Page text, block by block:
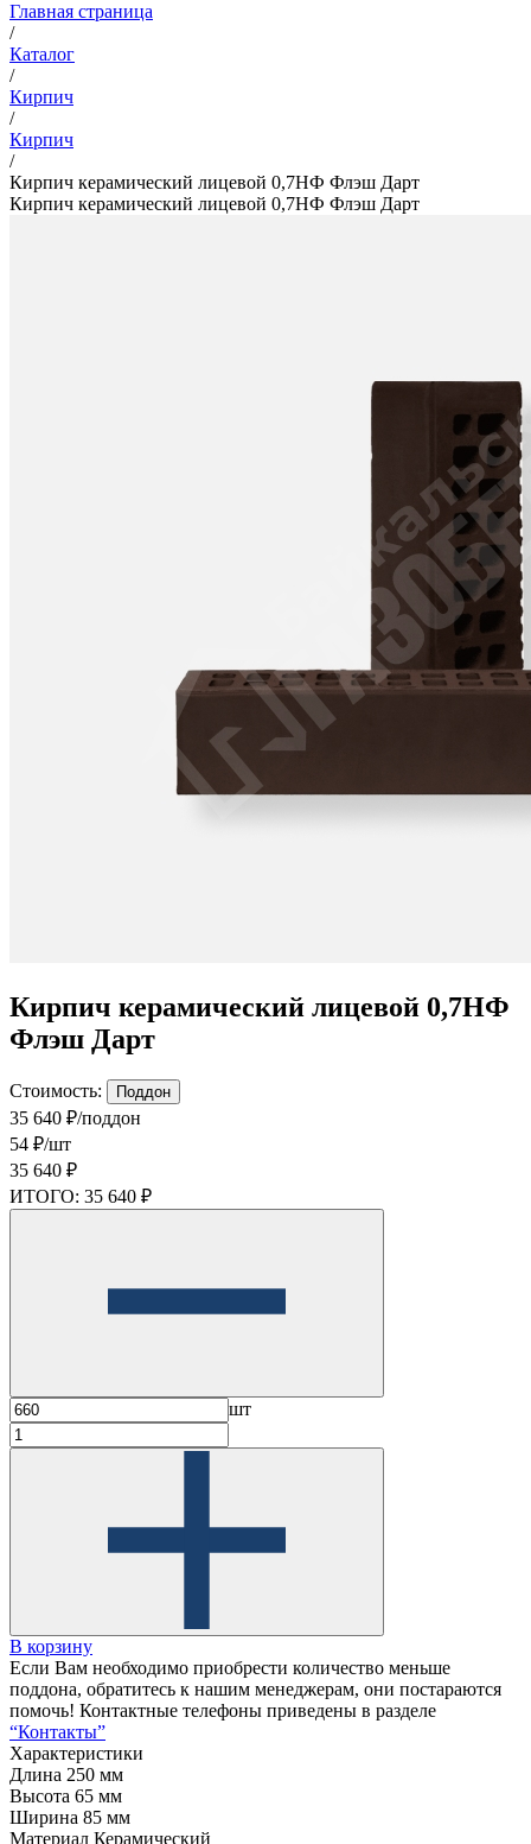
Главная страница
/
Каталог
/
Кирпич
/
Кирпич
/
Кирпич керамический лицевой 0,7НФ Флэш Дарт
Кирпич керамический лицевой 0,7НФ Флэш Дарт
Кирпич керамический лицевой 0,7НФ
Флэш Дарт
Стоимость: Поддон
35 640 ₽/поддон
54 ₽/шт
35 640 ₽
ИТОГО: 35 640 ₽
шт
В корзину
Если Вам необходимо приобрести количество меньше
поддона, обратитесь к нашим менеджерам, они постараются
помочь! Контактные телефоны приведены в разделе
“Контакты”
Характеристики
Длина 250 мм
Высота 65 мм
Ширина 85 мм
Материал Керамический